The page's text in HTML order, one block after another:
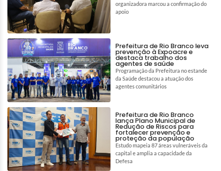
organizadora marcou a confirmação do
apoio
Prefeitura de Rio Branco leva
prevenção à Expoacre e
destaca trabalho dos
agentes de saúde
Programação da Prefeitura no estande
da Saúde destacou a atuação dos
agentes comunitários
Prefeitura de Rio Branco
lança Plano Municipal de
Redução de Riscos para
fortalecer prevenção e
proteção da população
Estudo mapeia 87 áreas vulneráveis da
capital e amplia a capacidade da
Defesa